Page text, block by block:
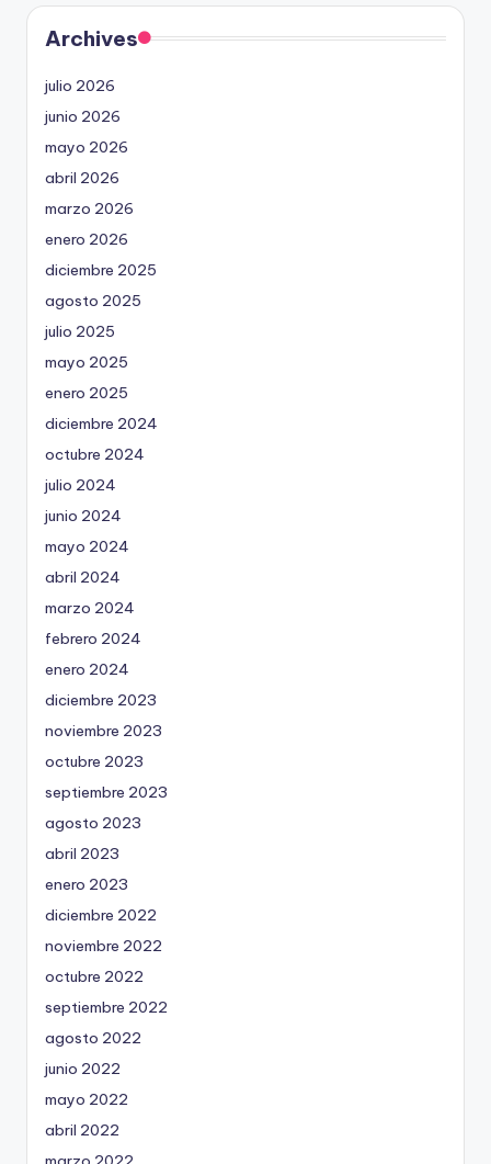
Archives
julio 2026
junio 2026
mayo 2026
abril 2026
marzo 2026
enero 2026
diciembre 2025
agosto 2025
julio 2025
mayo 2025
enero 2025
diciembre 2024
octubre 2024
julio 2024
junio 2024
mayo 2024
abril 2024
marzo 2024
febrero 2024
enero 2024
diciembre 2023
noviembre 2023
octubre 2023
septiembre 2023
agosto 2023
abril 2023
enero 2023
diciembre 2022
noviembre 2022
octubre 2022
septiembre 2022
agosto 2022
junio 2022
mayo 2022
abril 2022